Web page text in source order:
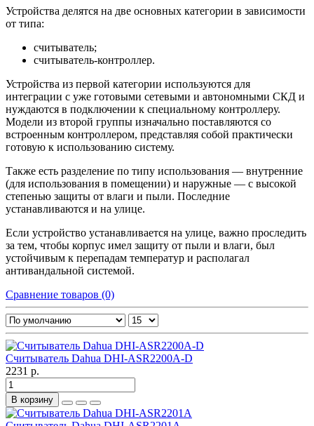
Устройства делятся на две основных категории в зависимости
от типа:
считыватель;
считыватель-контроллер.
Устройства из первой категории используются для
интеграции с уже готовыми сетевыми и автономными СКД и
нуждаются в подключении к специальному контроллеру.
Модели из второй группы изначально поставляются со
встроенным контроллером, представляя собой практически
готовую к использованию систему.
Также есть разделение по типу использования — внутренние
(для использования в помещении) и наружные — с высокой
степенью защиты от влаги и пыли. Последние
устанавливаются и на улице.
Если устройство устанавливается на улице, важно проследить
за тем, чтобы корпус имел защиту от пыли и влаги, был
устойчивым к перепадам температур и располагал
антивандальной системой.
Сравнение товаров (0)
Считыватель Dahua DHI-ASR2200A-D
2231 р.
В корзину